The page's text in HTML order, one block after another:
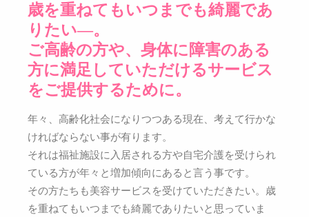
歳を重ねてもいつまでも綺麗であ
りたい―。
ご高齢の方や、身体に障害のある
方に満足していただけるサービス
をご提供するために。
年々、高齢化社会になりつつある現在、考えて行かな
ければならない事が有ります。
それは福祉施設に入居される方や自宅介護を受けられ
ている方が年々と増加傾向にあると言う事です。
その方たちも美容サービスを受けていただきたい。歳
を重ねてもいつまでも綺麗でありたいと思っていま